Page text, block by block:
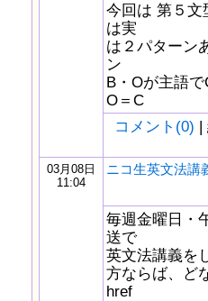
今回は 第５文
は実
は２パターン
ン
B・Oが主語
O＝C
コメント(0) |
03月08日
11:04
ニコ生英文法講
毎週金曜日・
送で
英文法講義を
方ならば、ど
href